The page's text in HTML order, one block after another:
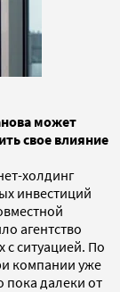
может
свое влияние
холдинг
инвестиций
агентство
ситуацией. По
компании уже
пока далеки от